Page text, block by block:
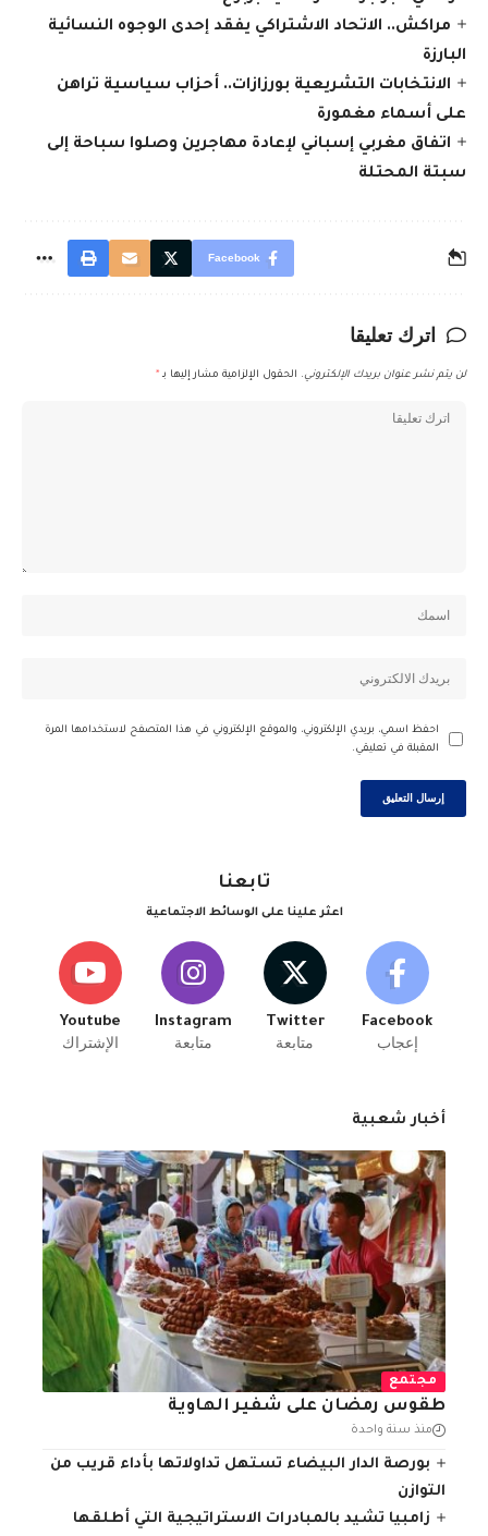
مراكش.. الاتحاد الاشتراكي يفقد إحدى الوجوه النسائية
البارزة
الانتخابات التشريعية بورزازات.. أحزاب سياسية تراهن
على أسماء مغمورة
اتفاق مغربي إسباني لإعادة مهاجرين وصلوا سباحة إلى
سبتة المحتلة
Facebook
اترك تعليقا
لن يتم نشر عنوان بريدك الإلكتروني. الحقول الإلزامية مشار إليها بـ *
احفظ اسمي، بريدي الإلكتروني، والموقع الإلكتروني في هذا المتصفح لاستخدامها المرة
المقبلة في تعليقي.
تابعنا
اعثر علينا على الوسائط الاجتماعية
Facebook
إعجاب
Twitter
متابعة
Instagram
متابعة
Youtube
الإشتراك
أخبار شعبية
مجتمع
طقوس رمضان على شفير الهاوية
منذ سنة واحدة
بورصة الدار البيضاء تستهل تداولاتها بأداء قريب من
التوازن
زامبيا تشيد بالمبادرات الاستراتيجية التي أطلقها